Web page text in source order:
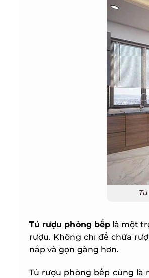
Tủ rượu phòng bếplà một
rượu. Không chỉ để chứa
nắp và gọn gàng hơn.
Tủ rượu phòng bếp cũng là